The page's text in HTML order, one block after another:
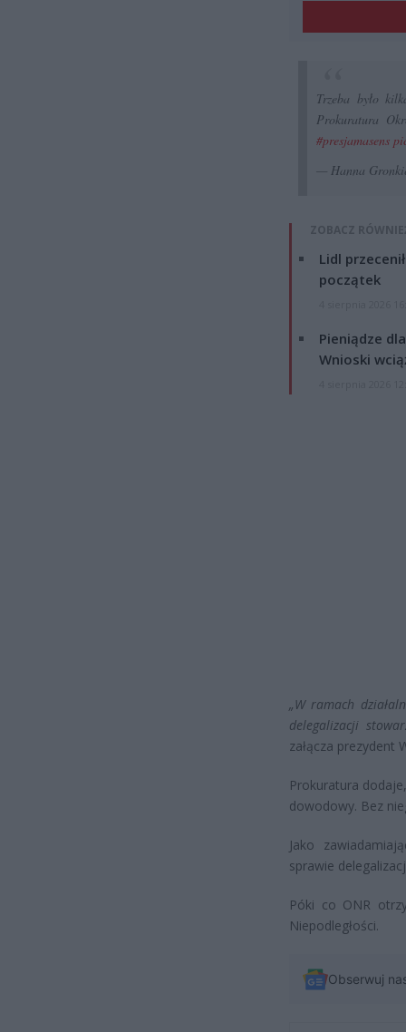
Trzeba było
Prokuratura
#presjamasens
— Hanna
ZOBACZ
Lidl
początek
Pieniądze
Wnioski
„W ramach
delegalizacji
załącza prezydent
Prokuratura
dowodowy. Bez
Jako
sprawie
Póki co ONR
Niepodległości.
Obserwuj